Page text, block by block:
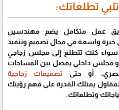
تطلعاتك:
عمل متكامل يضم مهندسين
واسعة في مجال تصميم وتنفيذ
سواء كنت تتطلع إلى مجلس زجاجي
مجلس داخلي يفصل بين المساحات
أو حتى تصميمات زجاجية
يمتلك القدرة على فهم رؤيتك
وتطلعاتك.